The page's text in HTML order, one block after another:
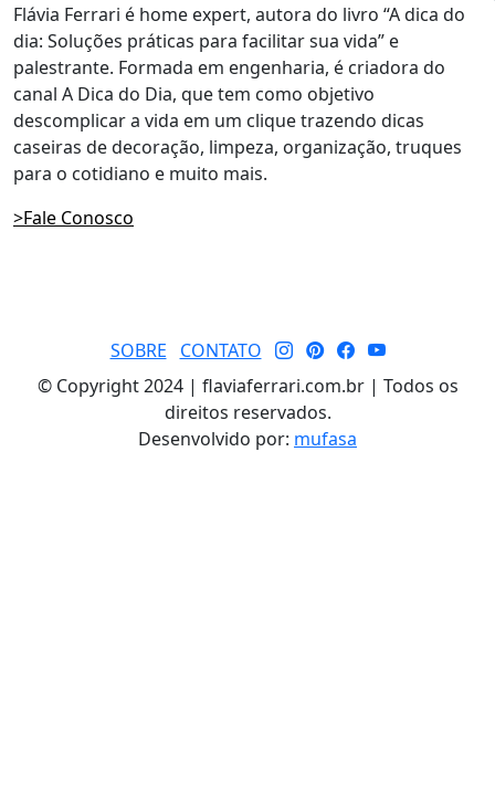
Flávia Ferrari é home expert, autora do livro “A dica do
dia: Soluções práticas para facilitar sua vida” e
palestrante. Formada em engenharia, é criadora do
canal A Dica do Dia, que tem como objetivo
descomplicar a vida em um clique trazendo dicas
caseiras de decoração, limpeza, organização, truques
para o cotidiano e muito mais.
>Fale Conosco
SOBRE
CONTATO
© Copyright 2024 | flaviaferrari.com.br | Todos os
direitos reservados.
Desenvolvido por: mufasa